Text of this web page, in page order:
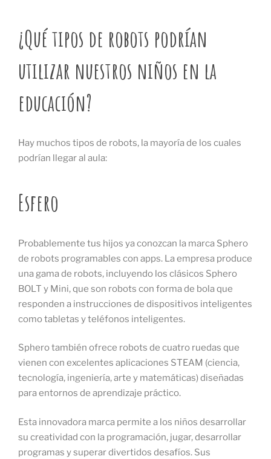
¿Qué tipos de robots podrían
utilizar nuestros niños en la
educación?
Hay muchos tipos de robots, la mayoría de los cuales
podrían llegar al aula:
Esfero
Probablemente tus hijos ya conozcan la marca Sphero
de robots programables con apps. La empresa produce
una gama de robots, incluyendo los clásicos Sphero
BOLT y Mini, que son robots con forma de bola que
responden a instrucciones de dispositivos inteligentes
como tabletas y teléfonos inteligentes.
Sphero también ofrece robots de cuatro ruedas que
vienen con excelentes aplicaciones STEAM (ciencia,
tecnología, ingeniería, arte y matemáticas) diseñadas
para entornos de aprendizaje práctico.
Esta innovadora marca permite a los niños desarrollar
su creatividad con la programación, jugar, desarrollar
programas y superar divertidos desafíos. Sus